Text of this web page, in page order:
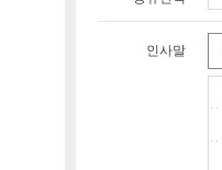
인사말